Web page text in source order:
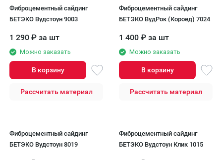
Фиброцементный сайдинг
БЕТЭКО Вудстоун 9003
1 290 ₽ за шт
Можно заказать
В корзину
Рассчитать материал
Фиброцементный сайдинг
БЕТЭКО ВудРок (Короед) 7024
1 400 ₽ за шт
Можно заказать
В корзину
Рассчитать материал
Фиброцементный сайдинг
БЕТЭКО Вудстоун 8019
Фиброцементный сайдинг
БЕТЭКО Вудстоун Клик 1015